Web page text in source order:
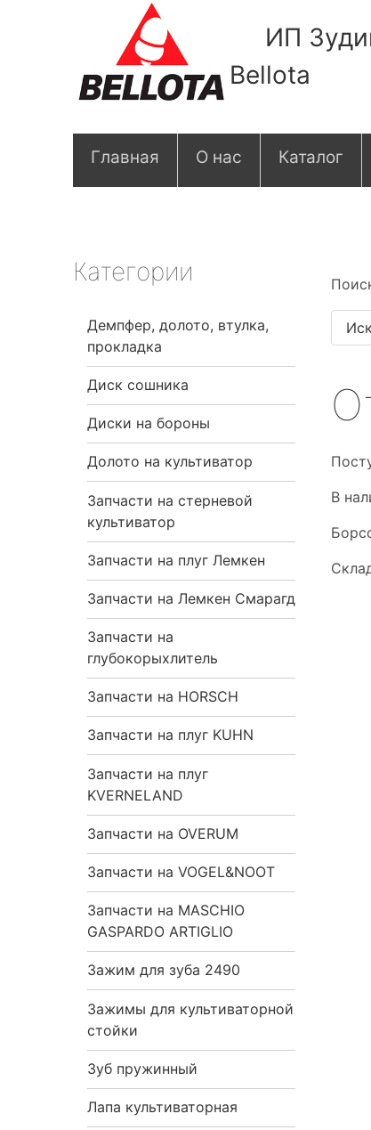
ИП
Bellota
О
с
о
в
н
а
я
н
а
в
и
г
а
ц
и
я
Главная О нас Каталог
В
Категории
Демпфер, долото, втулка,
прокладка
Диск сошника
Диски на бороны
Долото на культиватор
Запчасти на стерневой
культиватор
Запчасти на плуг Лемкен
Запчасти на Лемкен Смарагд
Запчасти на
глубокорыхлитель
Запчасти на HORSCH
Запчасти на плуг KUHN
Запчасти на плуг
KVERNELAND
Запчасти на OVERUM
Запчасти на VOGEL&NOOT
Запчасти на MASCHIO
GASPARDO ARTIGLIO
Зажим для зуба 2490
Зажимы для культиваторной
стойки
Зуб пружинный
Лапа культиваторная